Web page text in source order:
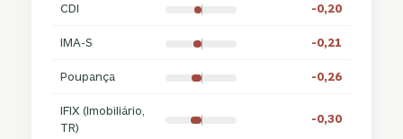
CDI -0,20
IMA-S -0,21
Poupança -0,26
IFIX (Imobiliário,
TR)
-0,30